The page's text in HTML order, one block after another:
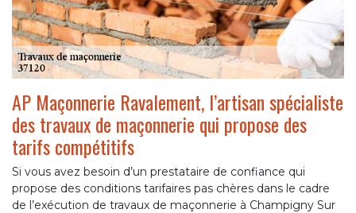
AP Maçonnerie Ravalement, l’artisan spécialiste
des travaux de maçonnerie qui propose des
tarifs compétitifs
Si vous avez besoin d’un prestataire de confiance qui
propose des conditions tarifaires pas chères dans le cadre
de l’exécution de travaux de maçonnerie à Champigny Sur